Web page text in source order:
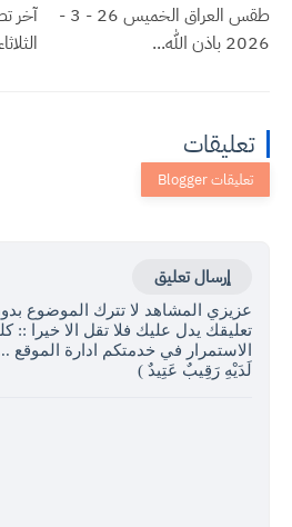
طقس العراق الخميس 26 - 3 -
2026 باذن الله...
آخر
الثلاثاء ٢٤ آذار ٢٠٢٦
تعليقات
إرسال تعليق
عزيزي المشاهد لا تترك الموضوع
تعليقك يدل عليك فلا تقل الا خيرا ::
الاستمرار في خدمتكم ادارة الموقع
لَدَيْهِ رَقِيبٌ عَتِيدٌ )